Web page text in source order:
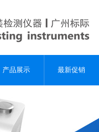
产品展示 最新促销